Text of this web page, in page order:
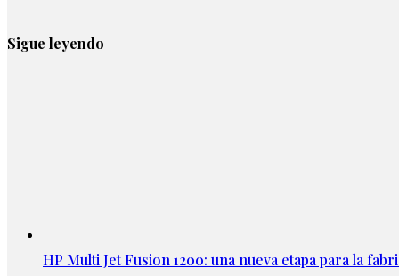
Sigue leyendo
HP Multi Jet Fusion 1200: una nueva etapa para la